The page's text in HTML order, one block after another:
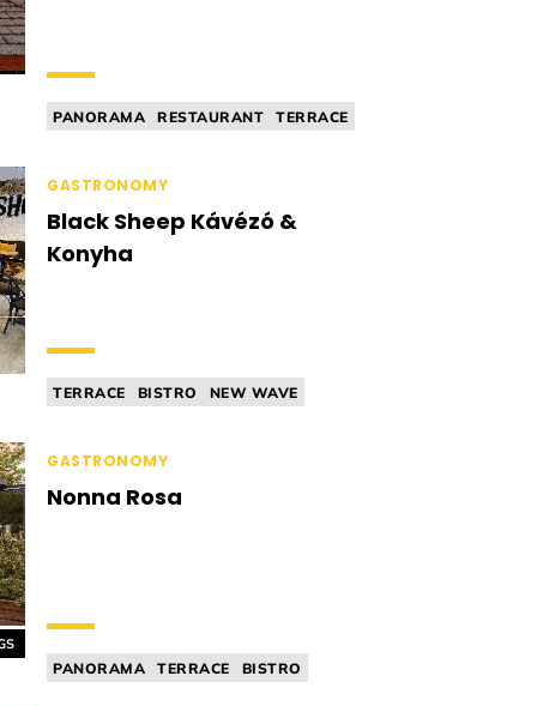
PANORAMA RESTAURANT
TERRACE
GASTRONOMY
Black Sheep Kávézó &
Konyha
TERRACE BISTRO
NEW WAVE
GASTRONOMY
Nonna Rosa
PANORAMA TERRACE
BISTRO